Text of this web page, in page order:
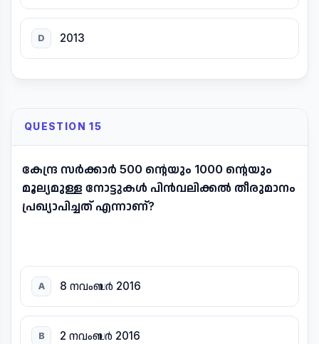
D 2013
QUESTION 15
കേന്ദ്ര സർക്കാർ 500 ന്റെയും 1000 ന്റെയും
മൂല്യമുള്ള നോട്ടുകൾ പിൻവലിക്കൽ തീരുമാനം
പ്രഖ്യാപിച്ചത് എന്നാണ്?
A 8 നവംബർ 2016
B 2 നവംബർ 2016